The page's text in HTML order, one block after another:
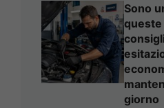
Sono
queste
giorno